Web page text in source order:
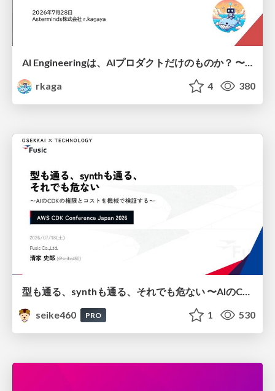
AI Engineeringは、AIプロダクトだけのものか？ 〜AIがソフトウェアを作る時代の新しい当たり前〜 / No AI in your product. AI Engineering in your development.
rkaga
4 380
seike460
PRO 1 530